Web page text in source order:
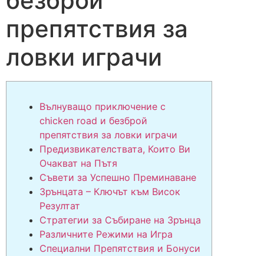
препятствия за
ловки играчи
Вълнуващо приключение с
chicken road и безброй
препятствия за ловки играчи
Предизвикателствата, Които Ви
Очакват на Пътя
Съвети за Успешно Преминаване
Зрънцата – Ключът към Висок
Резултат
Стратегии за Събиране на Зрънца
Различните Режими на Игра
Специални Препятствия и Бонуси